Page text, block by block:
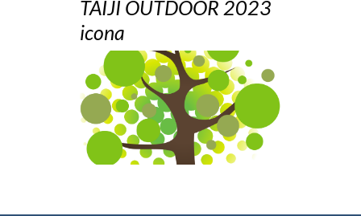
TAIJI OUTDOOR 2023
icona